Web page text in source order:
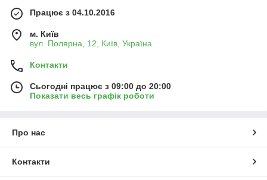
Працює з 04.10.2016
м. Київ
вул. Полярна, 12, Київ, Україна
Контакти
Сьогодні працює з 09:00 до 20:00
Показати весь графік роботи
Про нас
Контакти